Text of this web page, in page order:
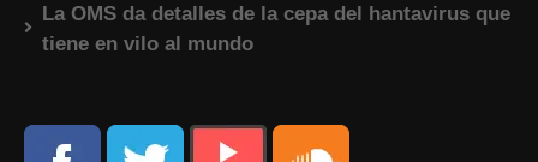
La OMS da detalles de la cepa del hantavirus que
tiene en vilo al mundo